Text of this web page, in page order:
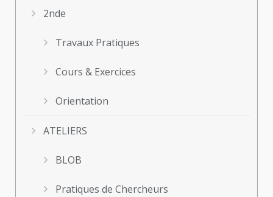
2nde
Travaux Pratiques
Cours & Exercices
Orientation
ATELIERS
BLOB
Pratiques de Chercheurs